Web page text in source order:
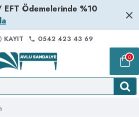
EFT Ödemelerinde %10
KAYIT 0542 423 43 69
0